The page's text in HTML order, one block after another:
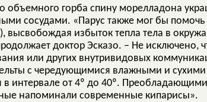
объемного горба спину морелладона
сосудами. «Парус также мог бы помочь
высвобождая избыток тепла тела в
доктор Эсказо. – Не исключено,
или других внутривидовых
с чередующимися влажными и
интервале от 4º до 40º.
напоминали современные кипарисы».